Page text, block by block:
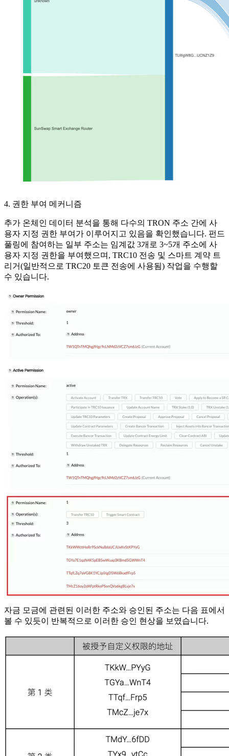
4. 권한 부여 메커니즘
추가 온체인 데이터 분석을 통해 다수의 TRON 주소 간에 사
용자 지정 권한 부여가 이루어지고 있음을 확인했습니다. 펀드
풀링에 참여하는 일부 주소는 임계값 3개로 3~5개 주소에 사
용자 지정 권한을 부여했으며, TRC10 전송 및 스마트 계약 트
리거(일반적으로 TRC20 토큰 전송에 사용됨) 작업을 수행할
수 있습니다.
자금 모금에 관련된 이러한 주소와 승인된 주소는 다음 표에서
볼 수 있듯이 반복적으로 이러한 승인 현상을 보였습니다.